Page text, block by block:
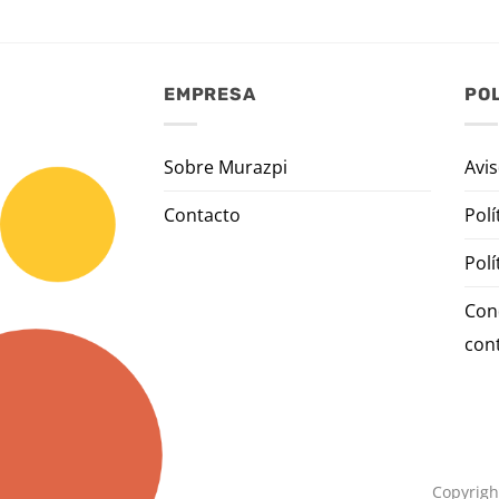
EMPRESA
Sobre Murazpi
Contacto